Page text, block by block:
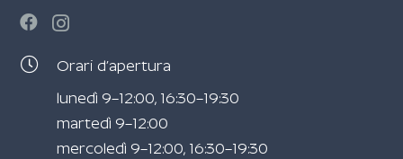
Orari d’apertura
lunedì 9–12:00, 16:30–19:30
martedì 9–12:00
mercoledì 9–12:00, 16:30–19:30